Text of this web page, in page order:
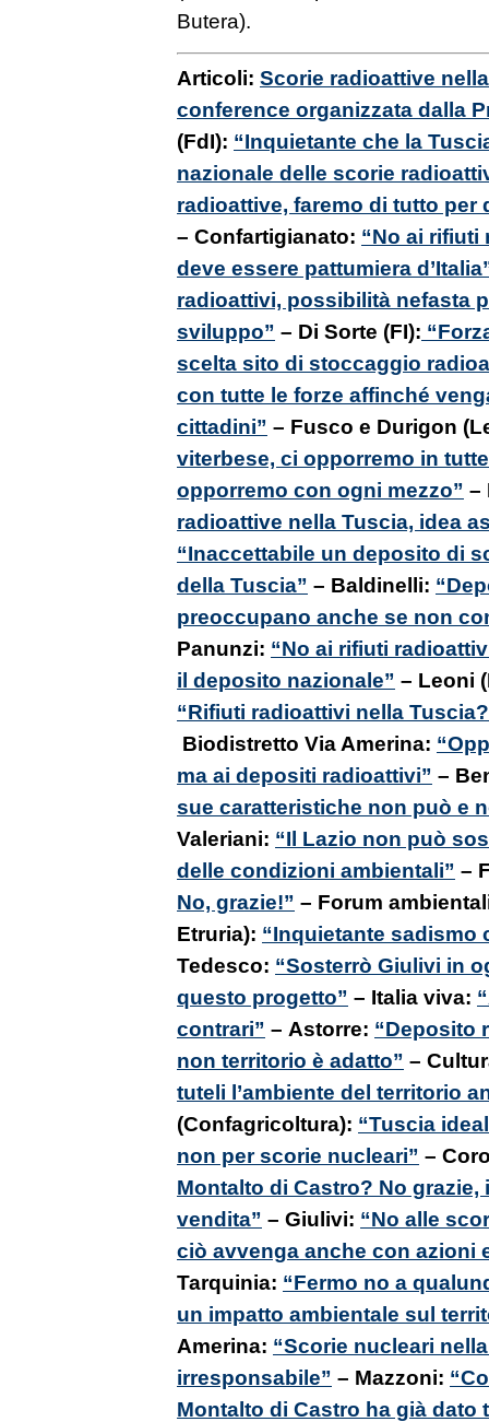
Butera).
Articoli: Scorie radioattive
conference organizzata dalla
(FdI): “Inquietante che la
nazionale delle scorie
radioattive, faremo di tutto
– Confartigianato: “No ai rifiuti
deve essere pattumiera
radioattivi, possibilità nefasta
sviluppo” – Di Sorte (FI):
scelta sito di stoccaggio
con tutte le forze affinché
cittadini” – Fusco e Durigon
viterbese, ci opporremo in
opporremo con ogni mezzo” –
radioattive nella Tuscia, idea
“Inaccettabile un deposito di
della Tuscia” – Baldinelli:
preoccupano anche se non
Panunzi: “No ai rifiuti
il deposito nazionale” – Leoni
“Rifiuti radioattivi nella
Biodistretto Via Amerina:
ma ai depositi radioattivi” –
sue caratteristiche non può e
Valeriani: “Il Lazio non può
delle condizioni ambientali” –
No, grazie!” – Forum
Etruria): “Inquietante sadismo
Tedesco: “Sosterrò Giulivi in
questo progetto” – Italia viva:
contrari” – Astorre: “Deposito
non territorio è adatto” –
tuteli l’ambiente del territorio
(Confagricoltura): “Tuscia
non per scorie nucleari” –
Montalto di Castro? No
vendita” – Giulivi: “No alle
ciò avvenga anche con azioni
Tarquinia: “Fermo no a
un impatto ambientale sul
Amerina: “Scorie nucleari
irresponsabile” – Mazzoni:
Montalto di Castro ha già dato